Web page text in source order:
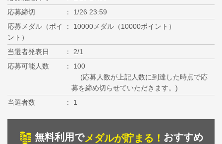
応募締切
1/26 23:59
応募メダル（ポイ
ント）
10000メダル（10000ポイント）
当選者発表日
2/1
応募可能人数
100
(応募人数が上記人数に到達した時点で応
募を締め切らせていただきます。)
当選者数
1
無料利用でメダルが貯まる！ おすすめ